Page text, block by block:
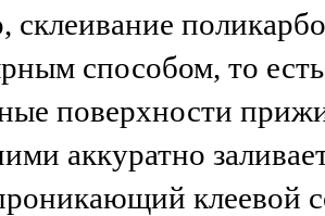
склеивание
способом, то
поверхности
аккуратно
клеевой